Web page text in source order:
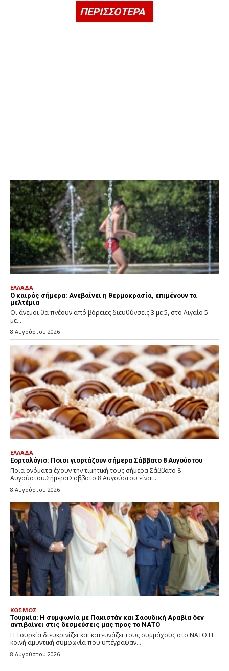
ΠΕΡΙΣΣΟΤΕΡΑ
ΕΛΛΑΔΑ
Ο καιρός σήμερα: Ανεβαίνει η θερμοκρασία, επιμένουν τα
μελτέμια
Οι άνεμοι θα πνέουν από βόρειες διευθύνσεις 3 με 5, στο Αιγαίο 5
με...
8 Αυγούστου 2026
ΕΛΛΑΔΑ
Εορτολόγιο: Ποιοι γιορτάζουν σήμερα Σάββατο 8 Αυγούστου
Ποια ονόματα έχουν την τιμητική τους σήμερα Σάββατο 8
Αυγούστου.Σήμερα Σάββατο 8 Αυγούστου είναι...
8 Αυγούστου 2026
ΚΟΣΜΟΣ
Τουρκία: Η συμφωνία με Πακιστάν και Σαουδική Αραβία δεν
αντιβαίνει στις δεσμεύσεις μας προς το ΝΑΤΟ
Η Τουρκία διευκρινίζει και κατευνάζει τους συμμάχους στο ΝΑΤΟ.Η
κοινή αμυντική συμφωνία που υπέγραψαν...
8 Αυγούστου 2026